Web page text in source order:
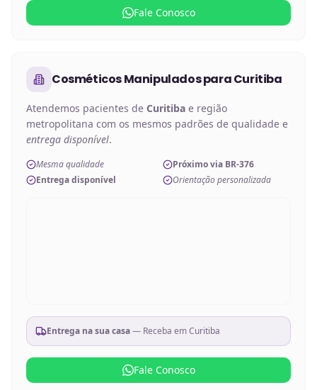
Fale Conosco
Cosméticos ManipuladosparaCuritiba
Atendemos pacientes de Curitiba e região
metropolitana com os mesmos padrões de qualidade e
entrega disponível.
Mesma qualidade
Próximo via BR-376
Entrega disponível
Orientação personalizada
Entrega na sua casa— Receba emCuritiba
Fale Conosco